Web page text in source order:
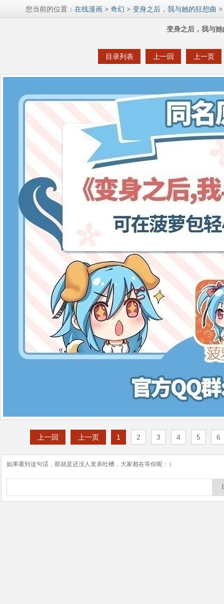
您当前的位置：在线漫画 >奇幻 >变身之后，我与她的狂想曲 >
变身之后，我与
目录列表 上一回 上一页
上一回 上一页 1 2 3 4 5 6
如果看到这句话，那就是还没人发表吐槽，大家都在等你呢：）